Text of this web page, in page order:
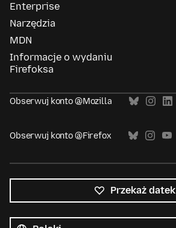
Enterprise
Narzędzia
MDN
Informacje o wydaniu
Firefoksa
Obserwuj konto @Mozilla
Obserwuj konto @Firefox
Przekaż datek
języki
Język